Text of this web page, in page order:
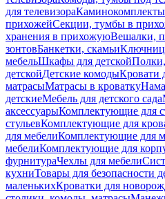
для телевизораКаминокомплекты
прихожейСекции, тумбы в
хранения в прихожуюВешалки,
зонтовБанкетки, скамьи
мебельШкафы для детской
детскойДетские комодыКровати
матрасыМатрасы в кроватку
детскиеМебель для детского сада
аксессуарыКомплектующие для
стульевКомплектующие для
для мебелиКомплектующие для
мебелиКомплектующие для
фурнитураЧехлы для мебели
кухниТовары для безопасности
маленькихКроватки для